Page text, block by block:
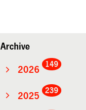
Archive
2026
149
2025
239